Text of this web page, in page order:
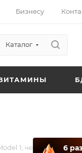
Бизнесу
Каталог
1, черный, 7' 6